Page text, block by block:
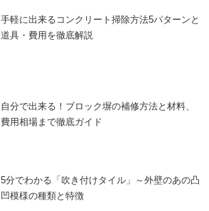
手軽に出来るコンクリート掃除方法5パターンと
道具・費用を徹底解説
自分で出来る！ブロック塀の補修方法と材料、
費用相場まで徹底ガイド
5分でわかる「吹き付けタイル」～外壁のあの凸
凹模様の種類と特徴